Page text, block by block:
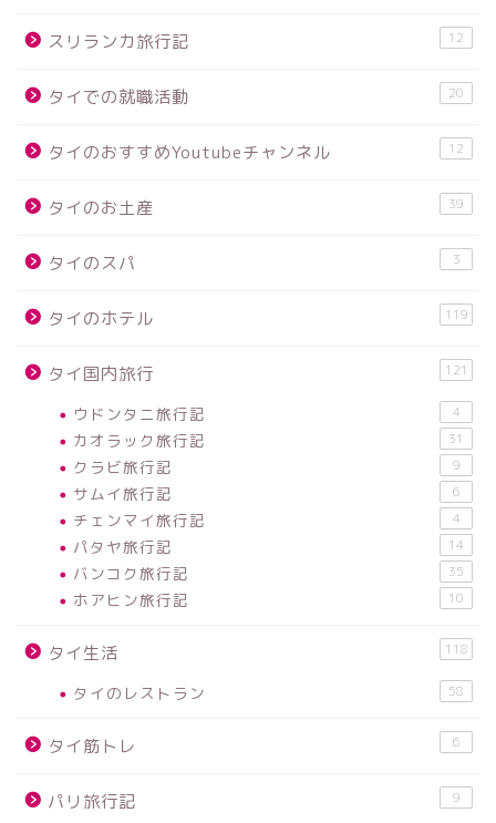
スリランカ旅行記 12
タイでの就職活動 20
タイのおすすめYoutubeチャンネル 12
タイのお土産 39
タイのスパ 3
タイのホテル 119
タイ国内旅行 121
ウドンタニ旅行記 4
カオラック旅行記 31
クラビ旅行記 9
サムイ旅行記 6
チェンマイ旅行記 4
パタヤ旅行記 14
バンコク旅行記 35
ホアヒン旅行記 10
タイ生活 118
タイのレストラン 58
タイ筋トレ 6
パリ旅行記 9